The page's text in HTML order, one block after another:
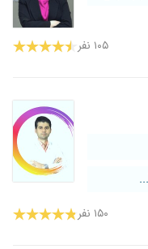
۱۰۵ نفر
۱۵۰ نفر